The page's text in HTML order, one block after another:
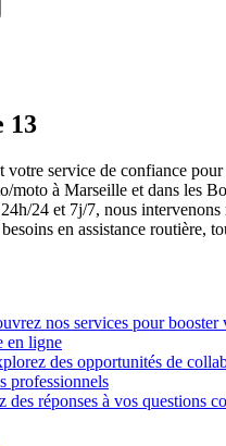
13
votre service de confiance pour
moto à Marseille et dans les
24 et 7j/7, nous intervenons
en assistance routière,
nos services pour booster
en ligne
des opportunités de
professionnels
des réponses à vos questions